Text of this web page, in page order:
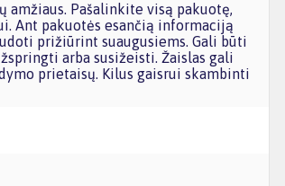
Ant pakuotės esančią informaciją
prižiūrint suaugusiems. Gali būti
arba susižeisti. Žaislas gali
prietaisų. Kilus gaisrui skambinti